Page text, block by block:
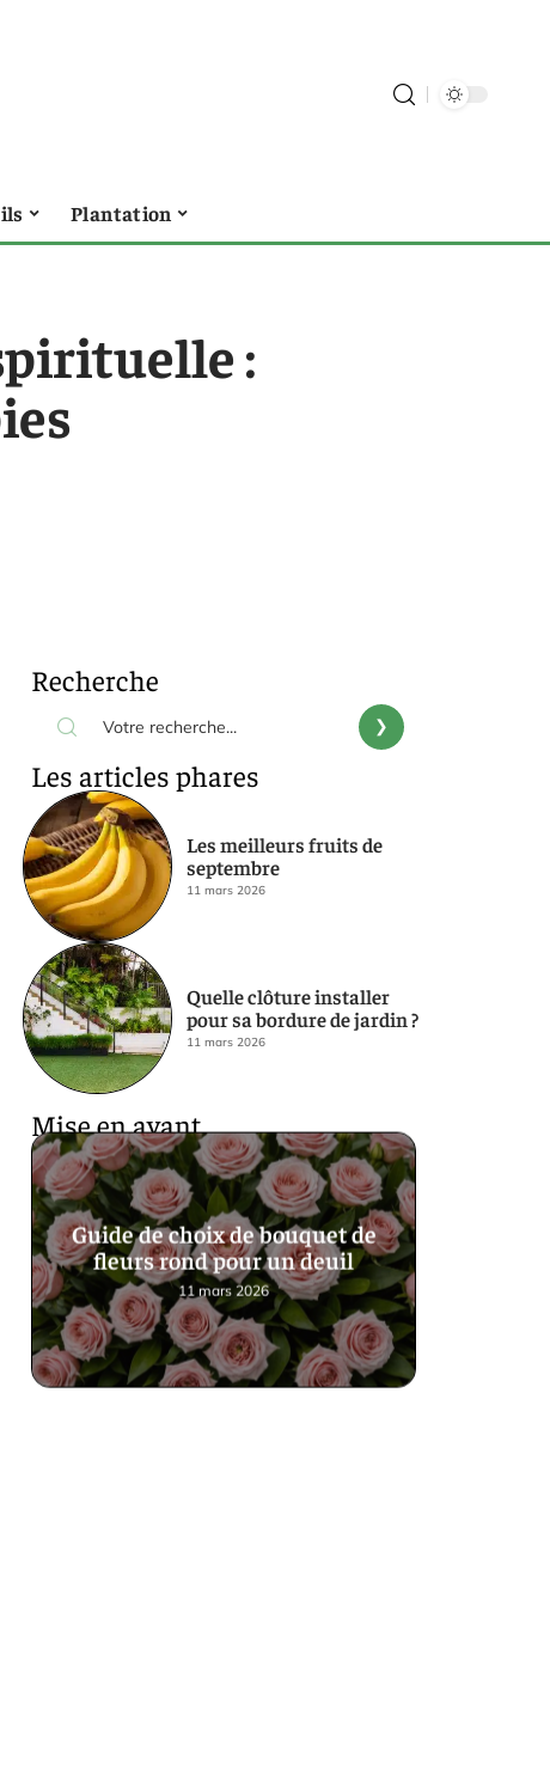
Plantation
:
Recherche
Les articles phares
Les meilleurs fruits de
septembre
11 mars 2026
Quelle clôture installer
pour sa bordure de jardin ?
11 mars 2026
Mise en avant
Guide de choix de bouquet de
fleurs rond pour un deuil
11 mars 2026